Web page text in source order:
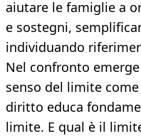
aiutare le famiglie a
e sostegni,
individuando
Nel confronto
senso del limite
diritto educa
limite. E qual è il